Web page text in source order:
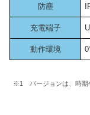
防塵
充電端子
動作環境
※1 バージョンは、時期